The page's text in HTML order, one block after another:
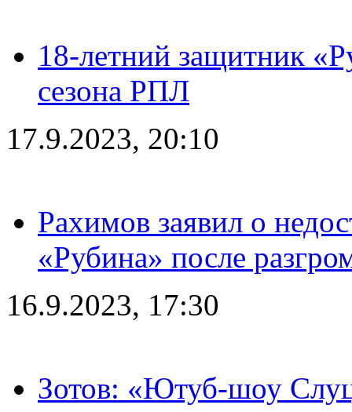
18-летний защитник
сезона РПЛ
17.9.2023, 20:10
Рахимов заявил о
«Рубина» после
16.9.2023, 17:30
Зотов: «Ютуб-шоу